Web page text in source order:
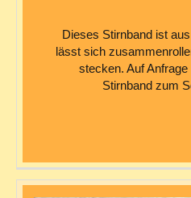
Dieses Stirnband ist
lässt sich
stecken. Auf
Stirnband zum